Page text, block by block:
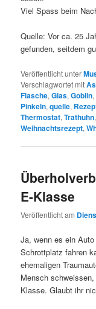
Viel Spass beim
Quelle: Vor ca. 25
gefunden, seitdem
Veröffentlicht unter
Verschlagwortet mit
Flasche,Glas,Goblin,
Pinkeln,quelle,
Thermostat,Trathuhn
Weihnachtsrezept,
E-Klasse
Veröffentlicht am
Ja, wenn es ein
Schrottplatz fahren
ehemaligen
Mensch
Klasse. Glaubt ihr